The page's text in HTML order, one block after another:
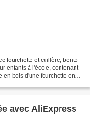
fourchette et cuillère, bento
enfants à l'école, contenant
en bois d'une fourchette en
avec AliExpress